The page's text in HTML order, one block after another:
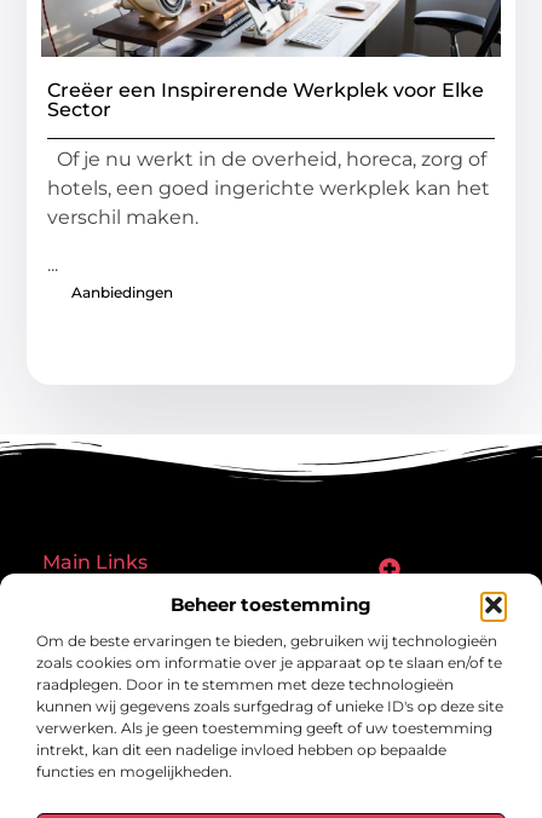
Beheer toestemming
Om de beste ervaringen te bieden, gebruiken wij technologieën
zoals cookies om informatie over je apparaat op te slaan en/of te
raadplegen. Door in te stemmen met deze technologieën
kunnen wij gegevens zoals surfgedrag of unieke ID's op deze site
verwerken. Als je geen toestemming geeft of uw toestemming
intrekt, kan dit een nadelige invloed hebben op bepaalde
functies en mogelijkheden.
Creëer een Inspirerende Werkplek voor Elke
Sector
Of je nu werkt in de overheid, horeca, zorg of
hotels, een goed ingerichte werkplek kan het
verschil maken.
...
Aanbiedingen
Main Links